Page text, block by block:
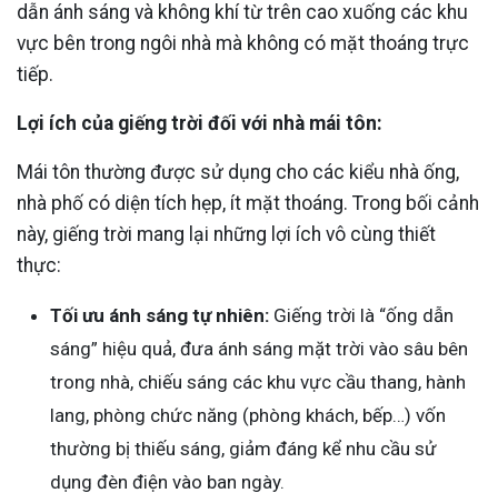
dẫn ánh sáng và không khí từ trên cao xuống các khu
vực bên trong ngôi nhà mà không có mặt thoáng trực
tiếp.
Lợi ích của giếng trời đối với nhà mái tôn:
Mái tôn thường được sử dụng cho các kiểu nhà ống,
nhà phố có diện tích hẹp, ít mặt thoáng. Trong bối cảnh
này, giếng trời mang lại những lợi ích vô cùng thiết
thực:
Tối ưu ánh sáng tự nhiên: Giếng trời là “ống dẫn
sáng” hiệu quả, đưa ánh sáng mặt trời vào sâu bên
trong nhà, chiếu sáng các khu vực cầu thang, hành
lang, phòng chức năng (phòng khách, bếp…) vốn
thường bị thiếu sáng, giảm đáng kể nhu cầu sử
dụng đèn điện vào ban ngày.